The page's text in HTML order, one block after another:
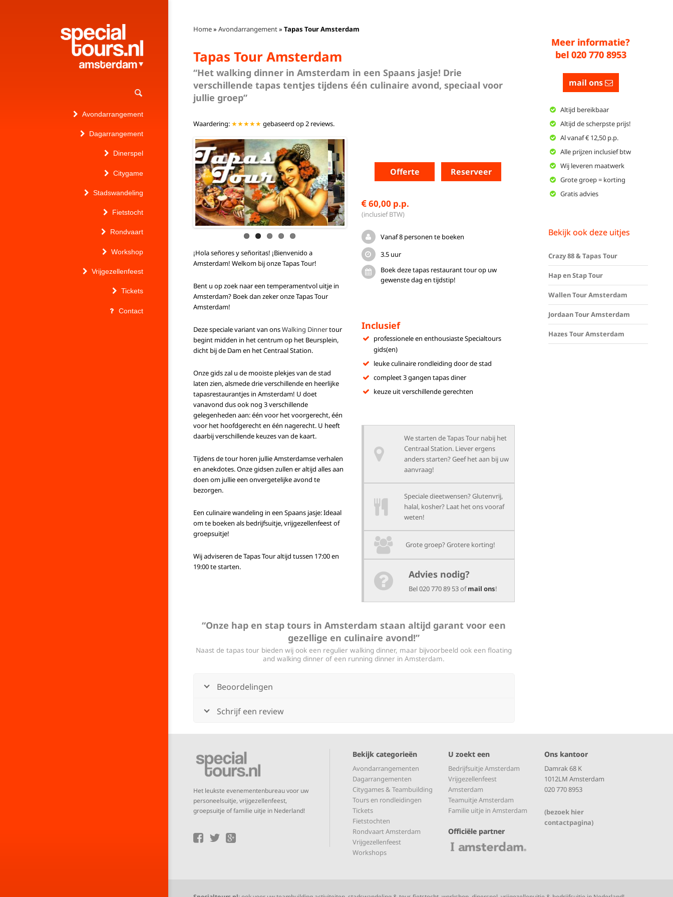
Avondarrangement
Dagarrangement
Dinerspel
Citygame
Stadswandeling
Fietstocht
Rondvaart
Workshop
Vrijgezellenfeest
Tickets
Contact
Home» Avondarrangement» Tapas Tour Amsterdam
Tapas Tour Amsterdam
“Het walking dinner in Amsterdam in een Spaans jasje! Drie
verschillende tapas tentjes tijdens één culinaire avond, speciaal voor
jullie groep”
Waardering: ★★★★★ gebaseerd op2 reviews.
¡Hola señores y señoritas! ¡Bienvenido a
Amsterdam! Welkom bij onze Tapas Tour!
Bent u op zoek naar een temperamentvol uitje in
Amsterdam? Boek dan zeker onze Tapas Tour
Amsterdam!
Deze speciale variant van onsWalking Dinnertour
begint midden in het centrum op het Beursplein,
dicht bij de Dam en het Centraal Station.
Onze gids zal u de mooiste plekjes van de stad
laten zien, alsmede drie verschillende en heerlijke
tapasrestaurantjes in Amsterdam! U doet
vanavond dus ook nog 3 verschillende
gelegenheden aan: één voor het voorgerecht, één
voor het hoofdgerecht en één nagerecht. U heeft
daarbij verschillende keuzes van de kaart.
Tijdens de tour horen jullie Amsterdamse verhalen
en anekdotes. Onze gidsen zullen er altijd alles aan
doen om jullie een onvergetelijke avond te
bezorgen.
Een culinaire wandeling in een Spaans jasje: Ideaal
om te boeken als bedrijfsuitje, vrijgezellenfeest of
groepsuitje!
Wij adviseren de Tapas Tour altijd tussen 17:00 en
19:00 te starten.
Offerte Reserveer
60,00 p.p.
(inclusief BTW)
Vanaf 8 personen te boeken
3.5 uur
Boek deze tapas restaurant tour op uw
gewenste dag en tijdstip!
Inclusief
professionele en enthousiaste Specialtours
gids(en)
leuke culinaire rondleiding door de stad
compleet 3 gangen tapas diner
keuze uit verschillende gerechten
We starten de Tapas Tour nabij het
Centraal Station. Liever ergens
anders starten? Geef het aan bij uw
aanvraag!
Speciale dieetwensen? Glutenvrij,
halal, kosher? Laat het ons vooraf
weten!
Grote groep? Grotere korting!
Advies nodig?
Bel 020 770 89 53 ofmail ons!
“Onze hap en stap tours in Amsterdam staan altijd garant voor een
gezellige en culinaire avond!”
Naast de tapas tour bieden wij ook een regulier walking dinner, maar bijvoorbeeld ook een floating
and walking dinner of een running dinner in Amsterdam.
Beoordelingen
Schrijf een review
Meer informatie?
bel 020 770 8953
mail ons
Altijd bereikbaar
Altijd de scherpste prijs!
Al vanaf € 12,50 p.p.
Alle prijzen inclusief btw
Wij leveren maatwerk
Grote groep = korting
Gratis advies
Bekijk ook deze uitjes
Crazy 88 & Tapas Tour
Hap en Stap Tour
Wallen Tour Amsterdam
Jordaan Tour Amsterdam
Hazes Tour Amsterdam
Het leukste evenementenbureau voor uw
personeelsuitje, vrijgezellenfeest,
groepsuitje of familie uitje in Nederland!
Bekijk categorieën
Avondarrangementen
Dagarrangementen
Citygames & Teambuilding
Tours en rondleidingen
Tickets
Fietstochten
Rondvaart Amsterdam
Vrijgezellenfeest
Workshops
U zoekt een
Bedrijfsuitje Amsterdam
Vrijgezellenfeest
Amsterdam
Teamuitje Amsterdam
Familie uitje in Amsterdam
Officiële partner
Ons kantoor
Damrak 68 K
1012LM Amsterdam
020 770 8953
(bezoek hier
contactpagina)